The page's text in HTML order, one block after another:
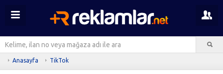
Anasayfa TikTok